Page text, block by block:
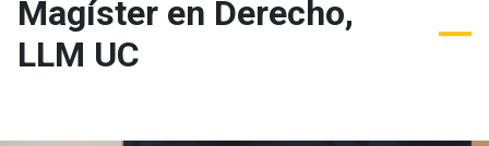
Magíster en Derecho,
LLM UC